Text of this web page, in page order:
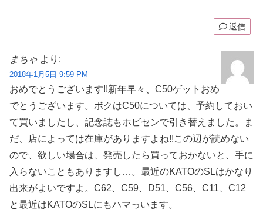
返信
まちゃ より:
2018年1月5日 9:59 PM
おめでとうございます!!新年早々、C50ゲットおめ
でとうございます。ボクはC50については、予約しておい
て買いましたし、記念誌もホビセンで引き替えました。ま
だ、店によっては在庫がありますよね!!この辺が読めない
ので、欲しい場合は、発売したら買っておかないと、手に
入らないこともありますし…。最近のKATOのSLはかなり
出来がよいですよ。C62、C59、D51、C56、C11、C12
と最近はKATOのSLにもハマっいます。